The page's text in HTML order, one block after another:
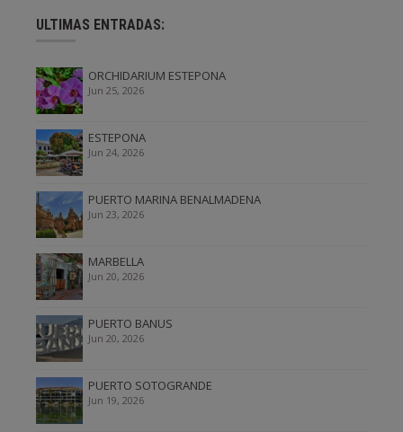
ULTIMAS ENTRADAS:
ORCHIDARIUM ESTEPONA
Jun 25, 2026
ESTEPONA
Jun 24, 2026
PUERTO MARINA BENALMADENA
Jun 23, 2026
MARBELLA
Jun 20, 2026
PUERTO BANUS
Jun 20, 2026
PUERTO SOTOGRANDE
Jun 19, 2026